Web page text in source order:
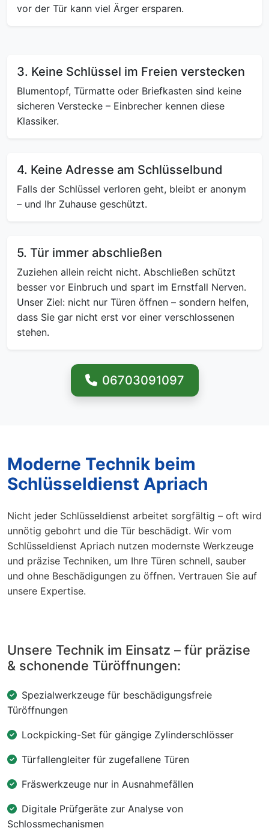
vor der Tür kann viel Ärger ersparen.
3. Keine Schlüssel im Freien verstecken
Blumentopf, Türmatte oder Briefkasten sind keine
sicheren Verstecke – Einbrecher kennen diese
Klassiker.
4. Keine Adresse am Schlüsselbund
Falls der Schlüssel verloren geht, bleibt er anonym
– und Ihr Zuhause geschützt.
5. Tür immer abschließen
Zuziehen allein reicht nicht. Abschließen schützt
besser vor Einbruch und spart im Ernstfall Nerven.
Unser Ziel: nicht nur Türen öffnen – sondern helfen,
dass Sie gar nicht erst vor einer verschlossenen
stehen.
06703091097
Moderne Technik beim
Schlüsseldienst Apriach
Nicht jeder Schlüsseldienst arbeitet sorgfältig – oft wird
unnötig gebohrt und die Tür beschädigt. Wir vom
Schlüsseldienst Apriach nutzen modernste Werkzeuge
und präzise Techniken, um Ihre Türen schnell, sauber
und ohne Beschädigungen zu öffnen. Vertrauen Sie auf
unsere Expertise.
Unsere Technik im Einsatz – für präzise
& schonende Türöffnungen:
Spezialwerkzeuge für beschädigungsfreie
Türöffnungen
Lockpicking-Set für gängige Zylinderschlösser
Türfallengleiter für zugefallene Türen
Fräswerkzeuge nur in Ausnahmefällen
Digitale Prüfgeräte zur Analyse von
Schlossmechanismen